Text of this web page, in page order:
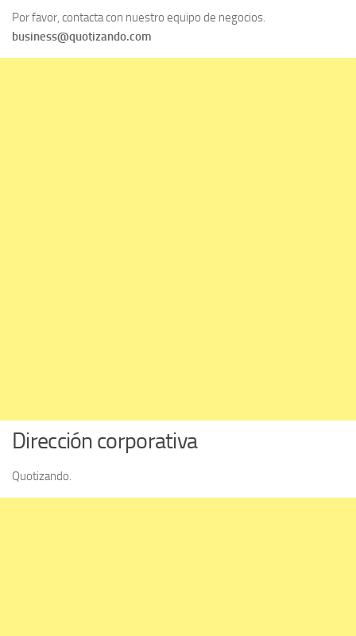
Por favor, contacta con nuestro equipo de negocios.
business@quotizando.com
Dirección corporativa
Quotizando.